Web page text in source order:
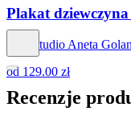
Plakat
Hog Studio Aneta Golan
od 129.00 zł
Recenzje